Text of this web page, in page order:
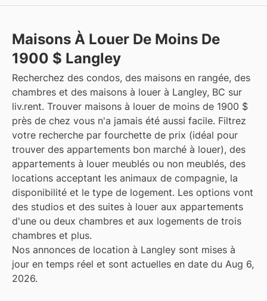
Maisons À Louer De Moins De
1900 $ Langley
Recherchez des condos, des maisons en rangée, des
chambres et des maisons à louer à Langley, BC sur
liv.rent. Trouver maisons à louer de moins de 1900 $
près de chez vous n'a jamais été aussi facile. Filtrez
votre recherche par fourchette de prix (idéal pour
trouver des appartements bon marché à louer), des
appartements à louer meublés ou non meublés, des
locations acceptant les animaux de compagnie, la
disponibilité et le type de logement. Les options vont
des studios et des suites à louer aux appartements
d'une ou deux chambres et aux logements de trois
chambres et plus.
Nos annonces de location à Langley sont mises à
jour en temps réel et sont actuelles en date du Aug 6,
2026.